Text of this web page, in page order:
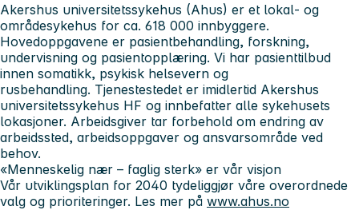
Akershus universitetssykehus (Ahus) er et lokal- og
områdesykehus for ca. 618 000 innbyggere.
Hovedoppgavene er pasientbehandling, forskning,
undervisning og pasientopplæring. Vi har pasienttilbud
innen somatikk, psykisk helsevern og
rusbehandling. Tjenestestedet er imidlertid Akershus
universitetssykehus HF og innbefatter alle sykehusets
lokasjoner. Arbeidsgiver tar forbehold om endring av
arbeidssted, arbeidsoppgaver og ansvarsområde ved
behov.
«Menneskelig nær – faglig sterk» er vår visjon
Vår utviklingsplan for 2040 tydeliggjør våre overordnede
valg og prioriteringer. Les mer på www.ahus.no